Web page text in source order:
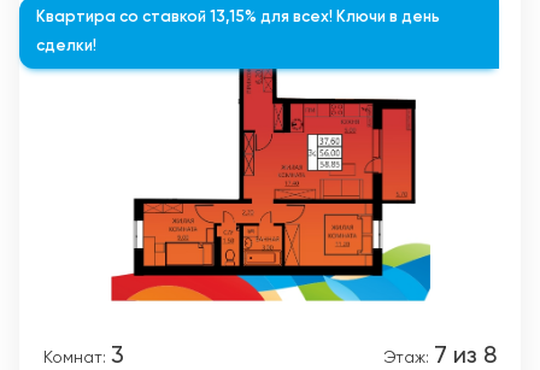
Квартира со ставкой 13,15% для всех! Ключи в день
сделки!
Комнат: 3 Этаж: 7 из 8